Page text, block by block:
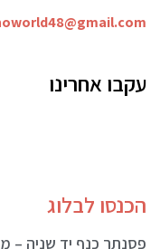
עקבו אחרינו
הכנסו לבלוג
פסנתר כנף יד שניה –